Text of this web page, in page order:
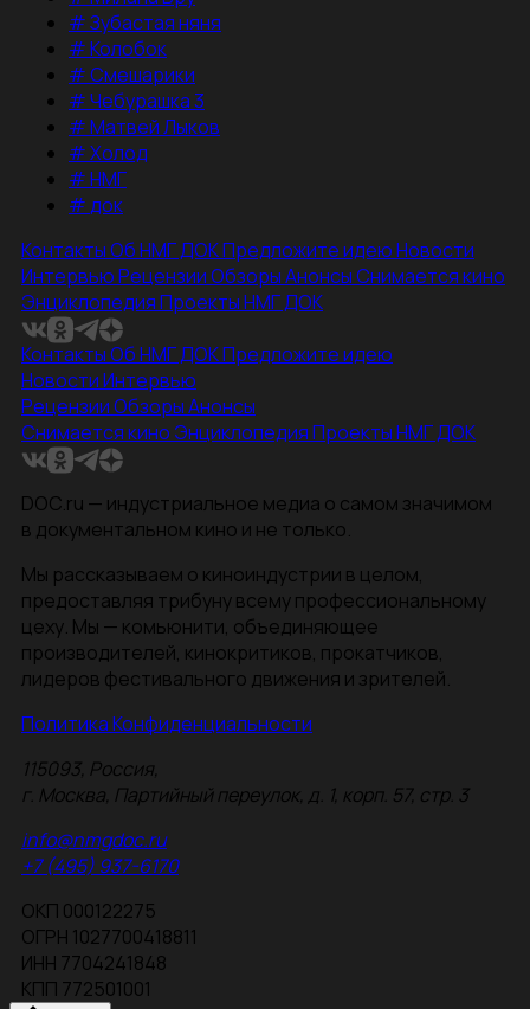
#Зубастая няня
#Колобок
#Смешарики
#Чебурашка 3
#Матвей Лыков
#Холод
#НМГ
#док
КонтактыОб НМГ ДОКПредложите идеюНовости
ИнтервьюРецензииОбзорыАнонсыСнимается кино
ЭнциклопедияПроекты НМГ ДОК
КонтактыОб НМГ ДОКПредложите идею
НовостиИнтервью
РецензииОбзорыАнонсы
Снимается кино ЭнциклопедияПроекты НМГ ДОК
DOC.ru — индустриальное медиа о самом значимом
в документальном кино и не только.
Мы рассказываем о киноиндустрии в целом,
предоставляя трибуну всему профессиональному
цеху. Мы — комьюнити, объединяющее
производителей, кинокритиков, прокатчиков,
лидеров фестивального движения и зрителей.
Политика Конфиденциальности
115093, Россия,
г. Москва, Партийный переулок, д. 1, корп. 57, стр. 3
info@nmgdoc.ru
+7 (495) 937-6170
ОКП 000122275
ОГРН 1027700418811
ИНН 7704241848
КПП 772501001